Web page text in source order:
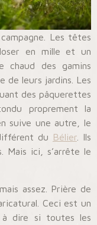
Les têtes
en mille et un
chaud des gamins
de leurs jardins. Les
des pâquerettes
proprement la
suive une autre, le
du Bélier. Ils
Mais ici, s’arrête le
assez. Prière de
Ceci est un
dire si toutes les